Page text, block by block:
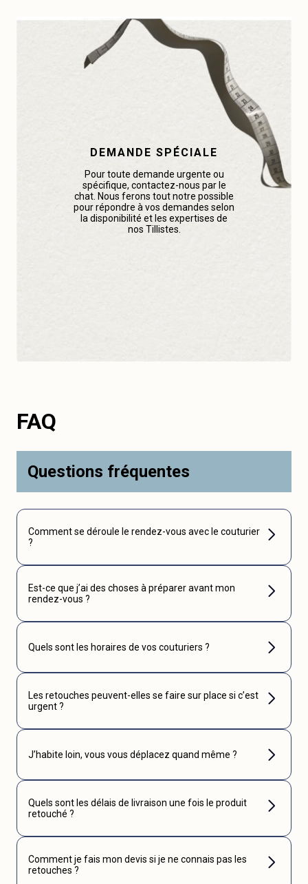
DEMANDE SPÉCIALE
Pour toute demande urgente ou
spécifique, contactez-nous par le
chat. Nous ferons tout notre possible
pour répondre à vos demandes selon
la disponibilité et les expertises de
nos Tillistes.
FAQ
Questions fréquentes
Comment se déroule le rendez-vous avec le couturier
?
Est-ce que j’ai des choses à préparer avant mon
rendez-vous ?
Quels sont les horaires de vos couturiers ?
Les retouches peuvent-elles se faire sur place si c’est
urgent ?
J’habite loin, vous vous déplacez quand même ?
Quels sont les délais de livraison une fois le produit
retouché ?
Comment je fais mon devis si je ne connais pas les
retouches ?